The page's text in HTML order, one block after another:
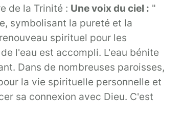
de la Trinité : Une voix du ciel : "
symbolisant la pureté et la
spirituel pour les
l'eau est accompli. L'eau bénite
Dans de nombreuses paroisses,
la vie spirituelle personnelle et
sa connexion avec Dieu. C'est